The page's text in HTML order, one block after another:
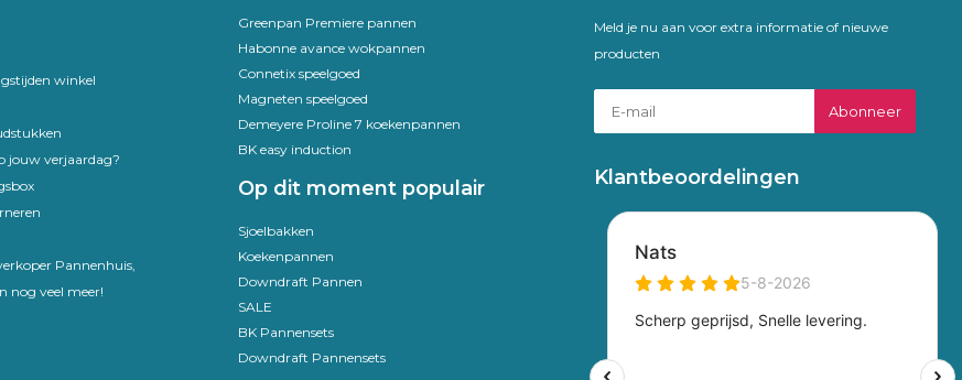
winkel
jouw verjaardag?
Pannenhuis,
nog veel meer!
Greenpan Premiere pannen
Habonne avance wokpannen
Connetix speelgoed
Magneten speelgoed
Demeyere Proline 7 koekenpannen
BK easy induction
Op dit moment populair
Sjoelbakken
Koekenpannen
Downdraft Pannen
SALE
BK Pannensets
Downdraft Pannensets
Meld je nu aan voor extra informatie of nieuwe
producten
Abonneer
Klantbeoordelingen